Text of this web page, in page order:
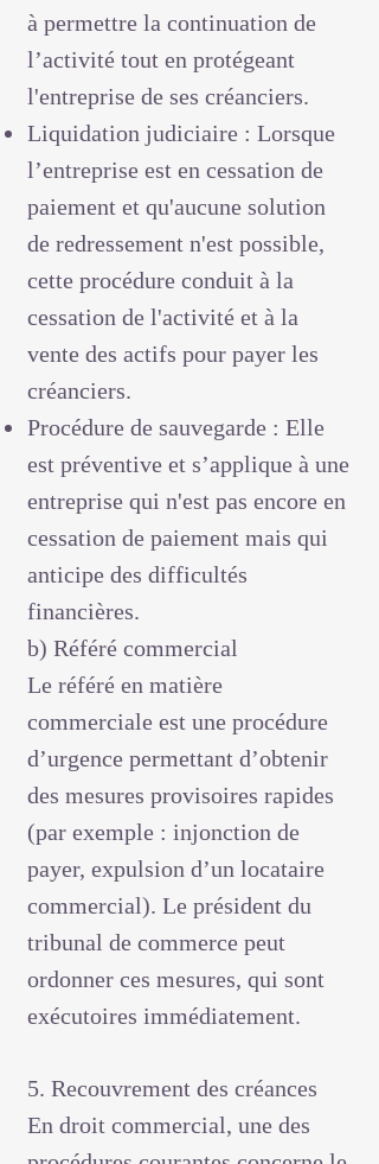
à permettre la continuation de
l’activité tout en protégeant
l'entreprise de ses créanciers.
Liquidation judiciaire : Lorsque
l’entreprise est en cessation de
paiement et qu'aucune solution
de redressement n'est possible,
cette procédure conduit à la
cessation de l'activité et à la
vente des actifs pour payer les
créanciers.
Procédure de sauvegarde : Elle
est préventive et s’applique à une
entreprise qui n'est pas encore en
cessation de paiement mais qui
anticipe des difficultés
financières.
b) Référé commercial
Le référé en matière
commerciale est une procédure
d’urgence permettant d’obtenir
des mesures provisoires rapides
(par exemple : injonction de
payer, expulsion d’un locataire
commercial). Le président du
tribunal de commerce peut
ordonner ces mesures, qui sont
exécutoires immédiatement.
5. Recouvrement des créances
En droit commercial, une des